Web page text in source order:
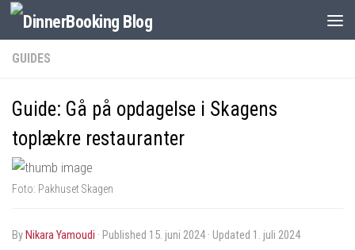
GUIDES
Guide: Gå på opdagelse i Skagens
toplækre restauranter
Foto: Pakhuset Skagen
byNikara Yamoudi · Published 15. juni 2024 · Updated 1. juli 2024